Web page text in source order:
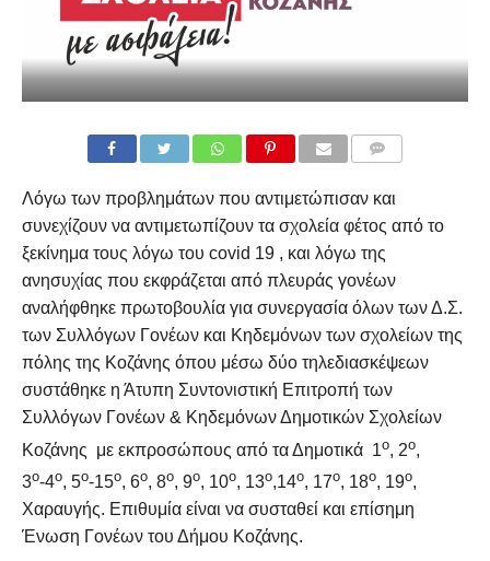
Λόγω των προβλημάτων που αντιμετώπισαν και
συνεχίζουν να αντιμετωπίζουν τα σχολεία φέτος από το
ξεκίνημα τους λόγω του covid 19 , και λόγω της
ανησυχίας που εκφράζεται από πλευράς γονέων
αναλήφθηκε πρωτοβουλία για συνεργασία όλων των Δ.Σ.
των Συλλόγων Γονέων και Κηδεμόνων των σχολείων της
πόλης της Κοζάνης όπου μέσω δύο τηλεδιασκέψεων
συστάθηκε η Άτυπη Συντονιστική Επιτροπή των
Συλλόγων Γονέων & Κηδεμόνων Δημοτικών Σχολείων
Κοζάνης με εκπροσώπους από τα Δημοτικά 1ο, 2ο,
3ο-4ο, 5ο-15ο, 6ο, 8ο, 9ο, 10ο, 13ο,14ο, 17ο, 18ο, 19ο,
Χαραυγής. Επιθυμία είναι να συσταθεί και επίσημη
Ένωση Γονέων του Δήμου Κοζάνης.